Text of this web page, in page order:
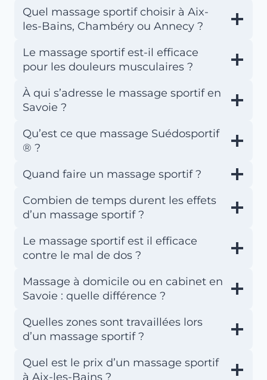
Quel massage sportif choisir à Aix-
les-Bains, Chambéry ou Annecy ?
Le massage sportif est-il efficace
pour les douleurs musculaires ?
À qui s’adresse le massage sportif en
Savoie ?
Qu’est ce que massage Suédosportif
® ?
Quand faire un massage sportif ?
Combien de temps durent les effets
d’un massage sportif ?
Le massage sportif est il efficace
contre le mal de dos ?
Massage à domicile ou en cabinet en
Savoie : quelle différence ?
Quelles zones sont travaillées lors
d’un massage sportif ?
Quel est le prix d’un massage sportif
à Aix-les-Bains ?